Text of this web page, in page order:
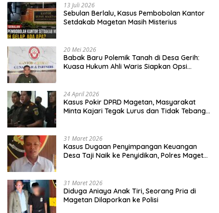
13 Juli 2026
Sebulan Berlalu, Kasus Pembobolan Kantor
Setdakab Magetan Masih Misterius
20 Mei 2026
Babak Baru Polemik Tanah di Desa Gerih:
Kuasa Hukum Ahli Waris Siapkan Opsi
24 April 2026
Kasus Pokir DPRD Magetan, Masyarakat
Minta Kajari Tegak Lurus dan Tidak Tebang
31 Maret 2026
Kasus Dugaan Penyimpangan Keuangan
Desa Taji Naik ke Penyidikan, Polres Magetan
31 Maret 2026
Diduga Aniaya Anak Tiri, Seorang Pria di
Magetan Dilaporkan ke Polisi